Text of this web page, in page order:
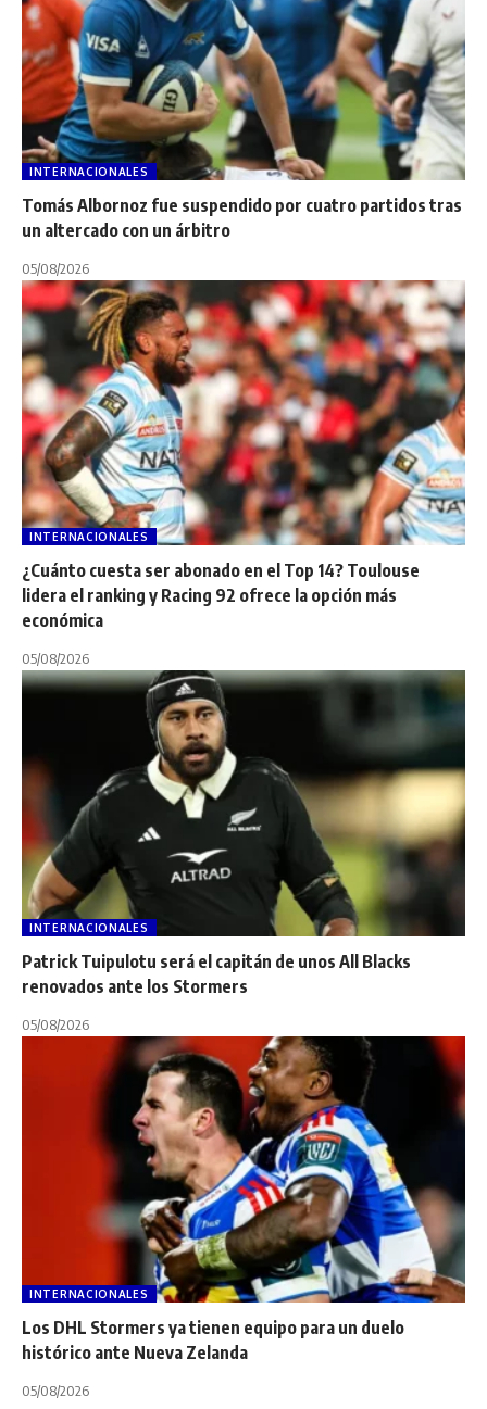
INTERNACIONALES
Tomás Albornoz fue suspendido por cuatro partidos tras
un altercado con un árbitro
05/08/2026
INTERNACIONALES
¿Cuánto cuesta ser abonado en el Top 14? Toulouse
lidera el ranking y Racing 92 ofrece la opción más
económica
05/08/2026
INTERNACIONALES
Patrick Tuipulotu será el capitán de unos All Blacks
renovados ante los Stormers
05/08/2026
INTERNACIONALES
Los DHL Stormers ya tienen equipo para un duelo
histórico ante Nueva Zelanda
05/08/2026